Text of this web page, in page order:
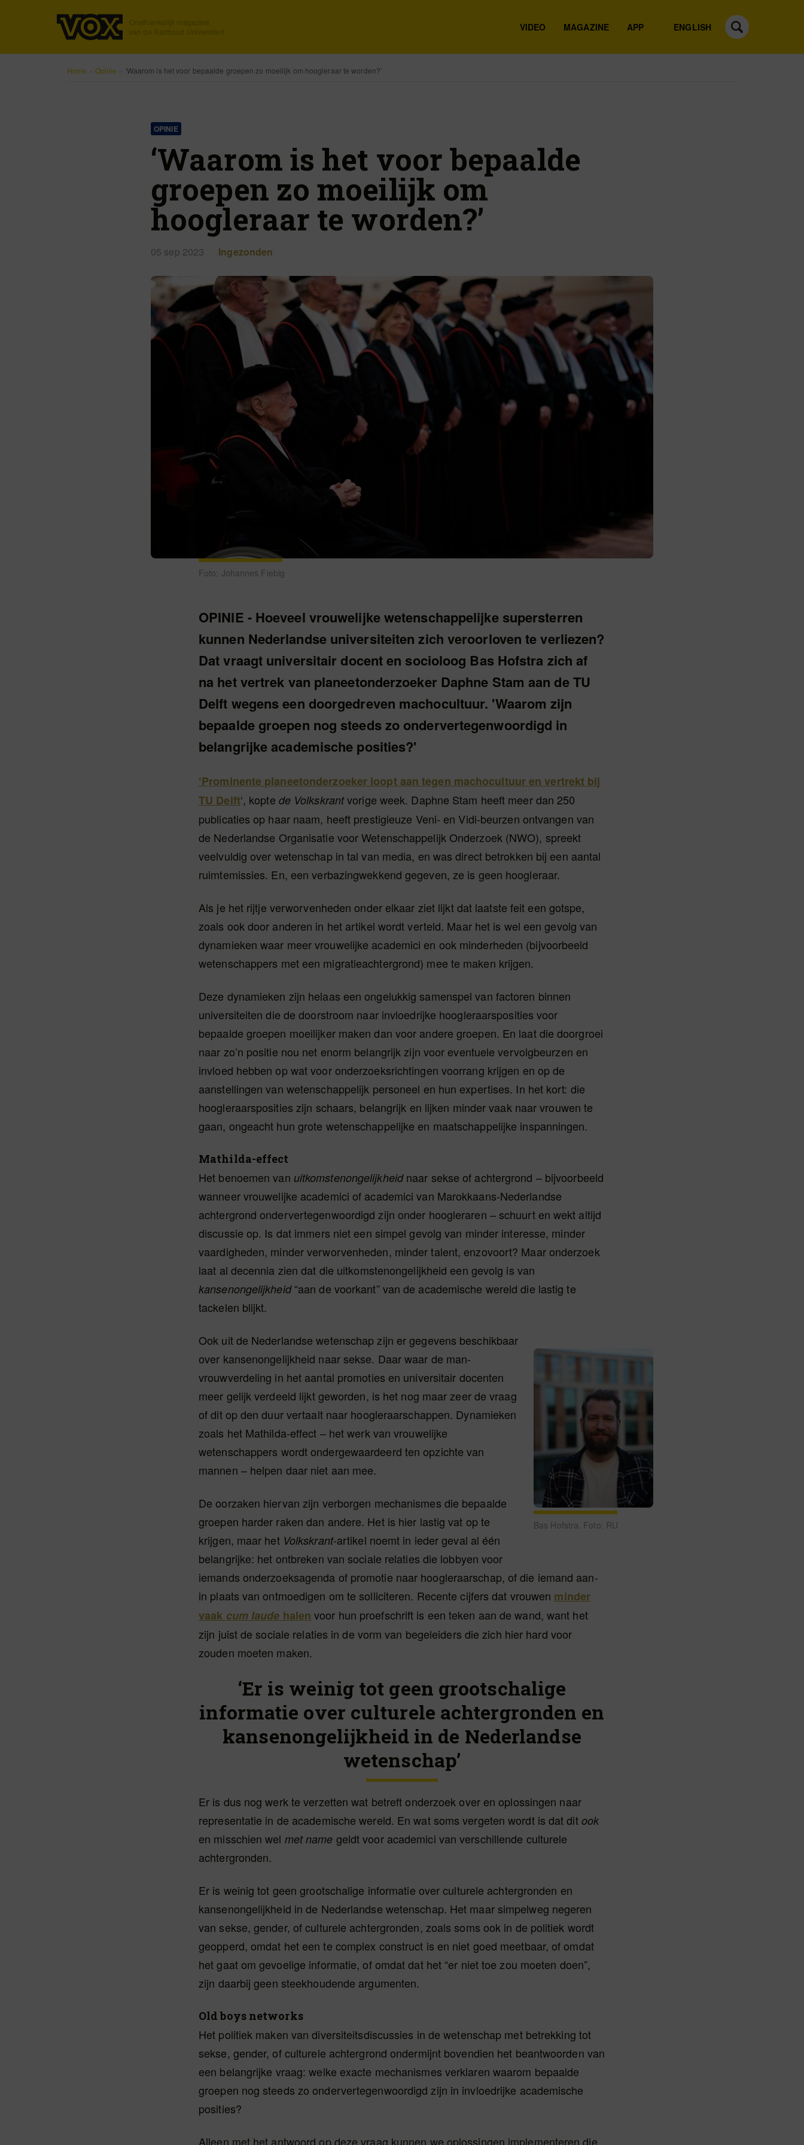
ENGLISH
VIDEO MAGAZINE APP
Home Opinie ‘Waarom is het voor bepaalde groepen zo moeilijk om hoogleraar te worden?’
OPINIE
‘Waarom is het voor bepaalde
groepen zo moeilijk om
hoogleraar te worden?’
05 sep 2023 Ingezonden
Foto: Johannes Fiebig
OPINIE - Hoeveel vrouwelijke wetenschappelijke supersterren
kunnen Nederlandse universiteiten zich veroorloven te verliezen?
Dat vraagt universitair docent en socioloog Bas Hofstra zich af
na het vertrek van planeetonderzoeker Daphne Stam aan de TU
Delft wegens een doorgedreven machocultuur. 'Waarom zijn
bepaalde groepen nog steeds zo ondervertegenwoordigd in
belangrijke academische posities?'
‘Prominente planeetonderzoeker loopt aan tegen machocultuur en vertrekt bij
TU Delft‘, kopte de Volkskrantvorige week. Daphne Stam heeft meer dan 250
publicaties op haar naam, heeft prestigieuze Veni- en Vidi-beurzen ontvangen van
de Nederlandse Organisatie voor Wetenschappelijk Onderzoek (NWO), spreekt
veelvuldig over wetenschap in tal van media, en was direct betrokken bij een aantal
ruimtemissies. En, een verbazingwekkend gegeven, ze is geen hoogleraar.
Als je het rijtje verworvenheden onder elkaar ziet lijkt dat laatste feit een gotspe,
zoals ook door anderen in het artikel wordt verteld. Maar het is wel een gevolg van
dynamieken waar meer vrouwelijke academici en ook minderheden (bijvoorbeeld
wetenschappers met een migratieachtergrond) mee te maken krijgen.
Deze dynamieken zijn helaas een ongelukkig samenspel van factoren binnen
universiteiten die de doorstroom naar invloedrijke hoogleraarsposities voor
bepaalde groepen moeilijker maken dan voor andere groepen. En laat die doorgroei
naar zo’n positie nou net enorm belangrijk zijn voor eventuele vervolgbeurzen en
invloed hebben op wat voor onderzoeksrichtingen voorrang krijgen en op de
aanstellingen van wetenschappelijk personeel en hun expertises. In het kort: die
hoogleraarsposities zijn schaars, belangrijk en lijken minder vaak naar vrouwen te
gaan, ongeacht hun grote wetenschappelijke en maatschappelijke inspanningen.
Mathilda-effect
Het benoemen van uitkomstenongelijkheidnaar sekse of achtergrond – bijvoorbeeld
wanneer vrouwelijke academici of academici van Marokkaans-Nederlandse
achtergrond ondervertegenwoordigd zijn onder hoogleraren – schuurt en wekt altijd
discussie op. Is dat immers niet een simpel gevolg van minder interesse, minder
vaardigheden, minder verworvenheden, minder talent, enzovoort? Maar onderzoek
laat al decennia zien dat die uitkomstenongelijkheid een gevolg is van
kansenongelijkheid“aan de voorkant” van de academische wereld die lastig te
tackelen blijkt.
Bas Hofstra. Foto: RU
Ook uit de Nederlandse wetenschap zijn er gegevens beschikbaar
over kansenongelijkheid naar sekse. Daar waar de man-
vrouwverdeling in het aantal promoties en universitair docenten
meer gelijk verdeeld lijkt geworden, is het nog maar zeer de vraag
of dit op den duur vertaalt naar hoogleraarschappen. Dynamieken
zoals het Mathilda-effect – het werk van vrouwelijke
wetenschappers wordt ondergewaardeerd ten opzichte van
mannen – helpen daar niet aan mee.
De oorzaken hiervan zijn verborgen mechanismes die bepaalde
groepen harder raken dan andere. Het is hier lastig vat op te
krijgen, maar het Volkskrant-artikel noemt in ieder geval al één
belangrijke: het ontbreken van sociale relaties die lobbyen voor
iemands onderzoeksagenda of promotie naar hoogleraarschap, of die iemand aan-
in plaats van ontmoedigen om te solliciteren. Recente cijfers dat vrouwen minder
vaak cum laude halen voor hun proefschrift is een teken aan de wand, want het
zijn juist de sociale relaties in de vorm van begeleiders die zich hier hard voor
zouden moeten maken.
‘Er is weinig tot geen grootschalige
informatie over culturele achtergronden en
kansenongelijkheid in de Nederlandse
wetenschap’
Er is dus nog werk te verzetten wat betreft onderzoek over en oplossingen naar
representatie in de academische wereld. En wat soms vergeten wordt is dat dit ook
en misschien wel met name geldt voor academici van verschillende culturele
achtergronden.
Er is weinig tot geen grootschalige informatie over culturele achtergronden en
kansenongelijkheid in de Nederlandse wetenschap. Het maar simpelweg negeren
van sekse, gender, of culturele achtergronden, zoals soms ook in de politiek wordt
geopperd, omdat het een te complex construct is en niet goed meetbaar, of omdat
het gaat om gevoelige informatie, of omdat dat het “er niet toe zou moeten doen”,
zijn daarbij geen steekhoudende argumenten.
Old boys networks
Het politiek maken van diversiteitsdiscussies in de wetenschap met betrekking tot
sekse, gender, of culturele achtergrond ondermijnt bovendien het beantwoorden van
een belangrijke vraag: welke exacte mechanismes verklaren waarom bepaalde
groepen nog steeds zo ondervertegenwoordigd zijn in invloedrijke academische
posities?
Alleen met het antwoord op deze vraag kunnen we oplossingen implementeren die